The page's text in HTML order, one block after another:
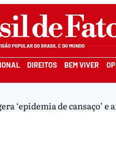
DIREITOS BEM VIVER
‘epidemia de cansaço’